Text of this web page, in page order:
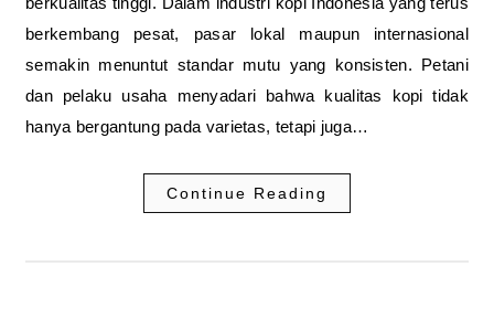
berkembang pesat, pasar lokal maupun internasional
semakin menuntut standar mutu yang konsisten. Petani
dan pelaku usaha menyadari bahwa kualitas kopi tidak
hanya bergantung pada varietas, tetapi juga…
Continue Reading